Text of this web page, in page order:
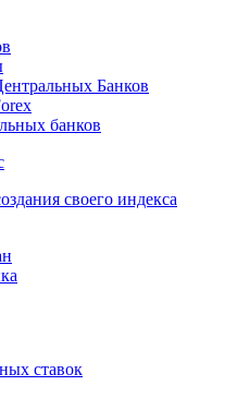
базу данных
Банков
банков
своего индекса